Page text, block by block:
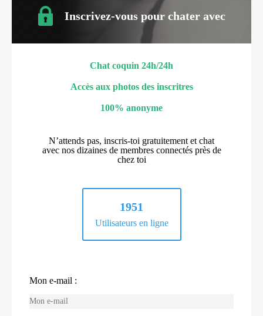
Inscrivez-vous pour chater avec
Chat coquin 24h/24h
Accès aux photos des inscritres
100% anonyme
N’attends pas, inscris-toi gratuitement et chat
avec nos dizaines de membres connectés près de
chez toi
1951
Utilisateurs en ligne
Mon e-mail :